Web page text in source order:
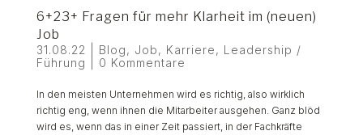
6+23+ Fragen für mehr Klarheit im (neuen)
Job
31.08.22 Blog, Job, Karriere, Leadership /
Führung
0 Kommentare
In den meisten Unternehmen wird es richtig, also wirklich
richtig eng, wenn ihnen die Mitarbeiter ausgehen. Ganz blöd
wird es, wenn das in einer Zeit passiert, in der Fachkräfte